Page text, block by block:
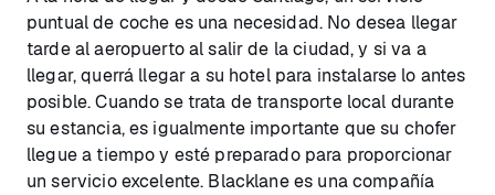
puntual de coche es una necesidad. No desea llegar
tarde al aeropuerto al salir de la ciudad, y si va a
llegar, querrá llegar a su hotel para instalarse lo antes
posible. Cuando se trata de transporte local durante
su estancia, es igualmente importante que su chofer
llegue a tiempo y esté preparado para proporcionar
un servicio excelente. Blacklane es una compañía